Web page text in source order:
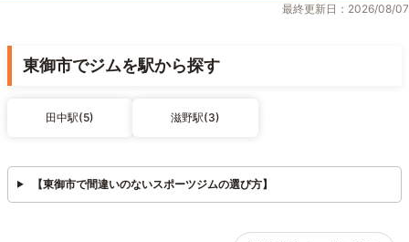
最終更新日：2026/08/07
東御市でジムを駅から探す
田中駅(5) 滋野駅(3)
【東御市で間違いのないスポーツジムの選び方】